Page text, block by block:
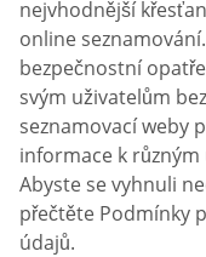
nejvhodnější
online
bezpečnostní
svým uživatelům
seznamovací weby
informace k
Abyste se vyhnuli
přečtěte Podmínky
údajů.